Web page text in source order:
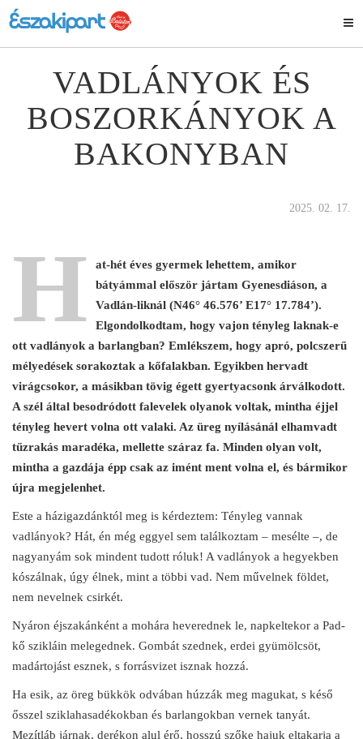
VADLÁNYOK ÉS
BOSZORKÁNYOK A
BAKONYBAN
2025. 02. 17.
H
at-hét éves gyermek lehettem, amikor
bátyámmal először jártam Gyenesdiáson, a
Vadlán-liknál (N46° 46.576’ E17° 17.784’).
Elgondolkodtam, hogy vajon tényleg laknak-e
ott vadlányok a barlangban? Emlékszem, hogy apró, polcszerű
mélyedések sorakoztak a kőfalakban. Egyikben hervadt
virágcsokor, a másikban tövig égett gyertyacsonk árválkodott.
A szél által besodródott falevelek olyanok voltak, mintha éjjel
tényleg hevert volna ott valaki. Az üreg nyílásánál elhamvadt
tűzrakás maradéka, mellette száraz fa. Minden olyan volt,
mintha a gazdája épp csak az imént ment volna el, és bármikor
újra megjelenhet.
Este a házigazdánktól meg is kérdeztem: Tényleg vannak
vadlányok? Hát, én még eggyel sem találkoztam – mesélte –, de
nagyanyám sok mindent tudott róluk! A vadlányok a hegyekben
kószálnak, úgy élnek, mint a többi vad. Nem művelnek földet,
nem nevelnek csirkét.
Nyáron éjszakánként a mohára heverednek le, napkeltekor a Pad-
kő szikláin melegednek. Gombát szednek, erdei gyümölcsöt,
madártojást esznek, s forrásvizet isznak hozzá.
Ha esik, az öreg bükkök odvában húzzák meg magukat, s késő
ősszel sziklahasadékokban és barlangokban vernek tanyát.
Mezítláb járnak, derékon alul érő, hosszú szőke hajuk eltakarja a